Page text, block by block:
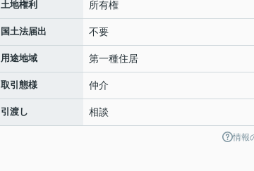
土地権利 所有権
国土法届出 不要
用途地域 第一種住居
取引態様 仲介
引渡し 相談
情報